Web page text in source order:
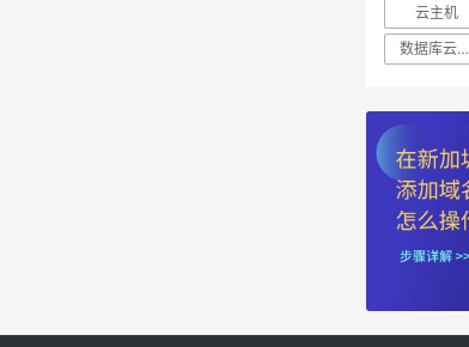
云主机
数据库云托管